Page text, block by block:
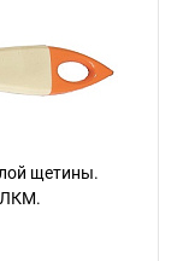
щетины.
ЛКМ.